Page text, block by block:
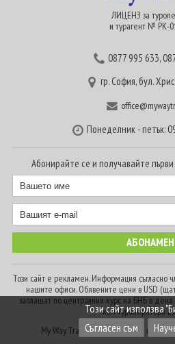
ЛИЦЕНЗ за
и турагент № РК-
0877 995 633,
гр. София, бул.
Понеделник - петък:
Абонирайте се и получавайте
Този сайт е рекламен. Информация съгласно
нашите офиси. Обявените цени в USD
заплащат по централния курс на БНБ в
към туроператора в
My Way Travel © 2016. Всички права
Този сайт използва
Съгласен съм